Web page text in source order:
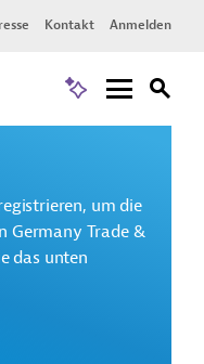
Kontakt Anmelden
um die
Germany Trade &
das unten